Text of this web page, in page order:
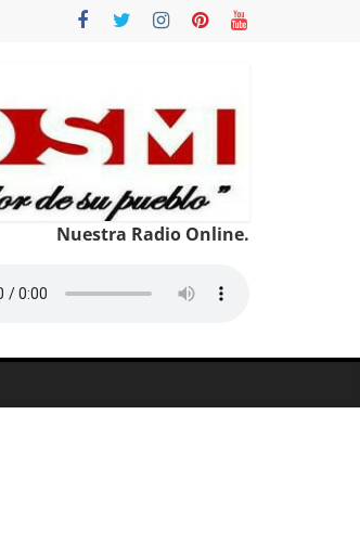
Nuestra Radio Online.